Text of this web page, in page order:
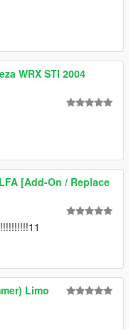
WRX STI 2004
[Add-On / Replace
Limo